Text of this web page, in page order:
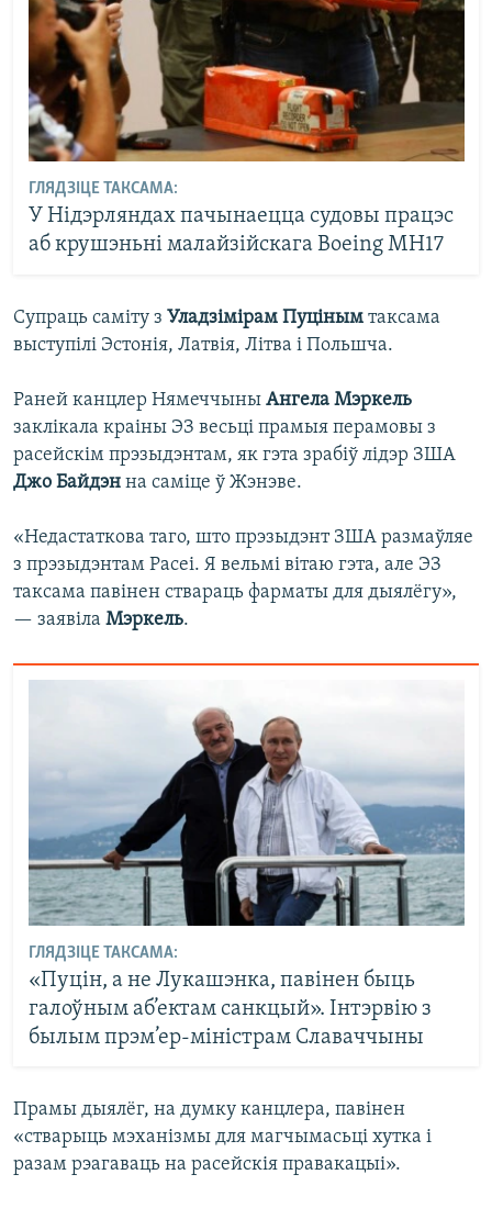
ГЛЯДЗІЦЕ ТАКСАМА:
У Нідэрляндах пачынаецца судовы працэс
аб крушэньні малайзійскага Boeing MH17
Супраць саміту з Уладзімірам Пуціным таксама
выступілі Эстонія, Латвія, Літва і Польшча.
Раней канцлер Нямеччыны Ангела Мэркель
заклікала краіны ЭЗ весьці прамыя перамовы з
расейскім прэзыдэнтам, як гэта зрабіў лідэр ЗША
Джо Байдэн на саміце ў Жэнэве.
«Недастаткова таго, што прэзыдэнт ЗША размаўляе
з прэзыдэнтам Расеі. Я вельмі вітаю гэта, але ЭЗ
таксама павінен ствараць фарматы для дыялёгу»,
— заявіла Мэркель.
ГЛЯДЗІЦЕ ТАКСАМА:
«Пуцін, а не Лукашэнка, павінен быць
галоўным аб’ектам санкцый». Інтэрвію з
былым прэм’ер-міністрам Славаччыны
Прамы дыялёг, на думку канцлера, павінен
«стварыць мэханізмы для магчымасьці хутка і
разам рэагаваць на расейскія правакацыі».